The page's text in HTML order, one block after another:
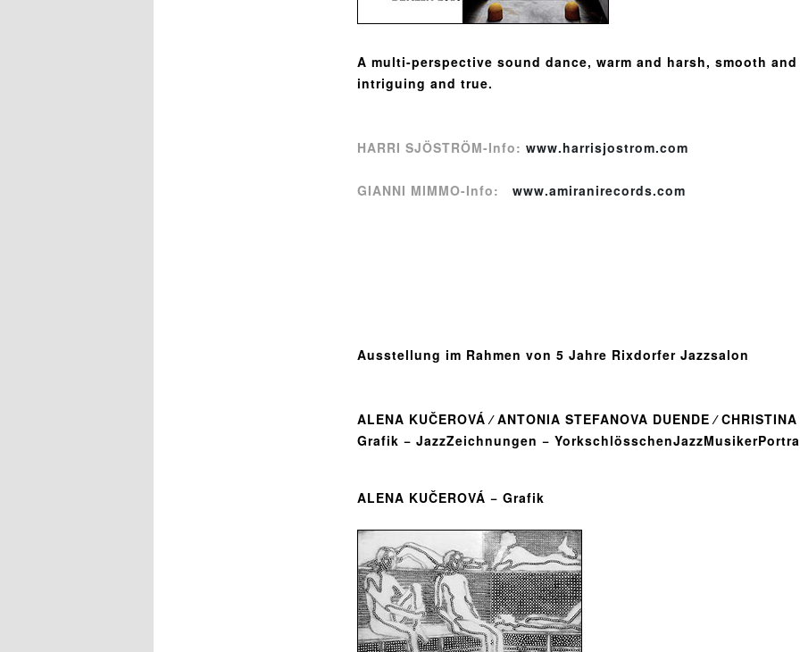
A multi-perspective sound dance, warm and harsh, smooth
intriguing and true.
HARRI SJÖSTRÖM-Info: www.harrisjostrom.com
GIANNI MIMMO-Info: www.amiranirecords.com
Ausstellung im Rahmen von 5 Jahre Rixdorfer Jazzsalon
ALENA KUČEROVÁ ⁄ ANTONIA STEFANOVA DUENDE ⁄
Grafik − JazzZeichnungen −
ALENA KUČEROVÁ − Grafik